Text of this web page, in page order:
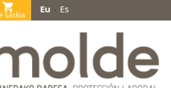
saskia
Eu - Es